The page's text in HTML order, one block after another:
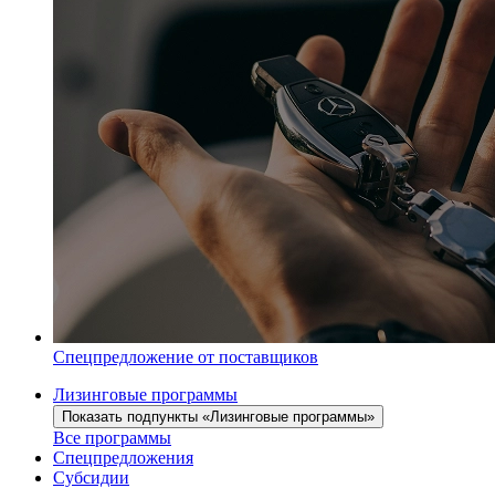
Спецпредложение от поставщиков
Лизинговые программы
Показать подпункты «Лизинговые программы»
Все программы
Спецпредложения
Субсидии